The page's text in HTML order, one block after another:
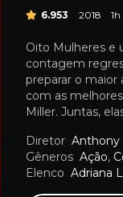
6.953 2018 1h
Oito Mulheres e
contagem
preparar o maior
com as
Miller. Juntas,
Diretor Anthony
Gêneros Ação,
Elenco Adriana